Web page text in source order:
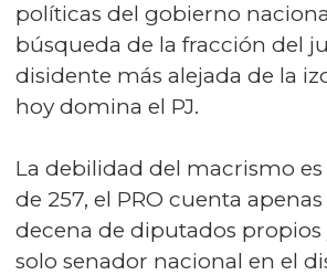
políticas del gobierno
búsqueda de la fracción del
disidente más alejada de la
hoy domina el PJ.
La debilidad del macrismo
de 257, el PRO cuenta
decena de diputados propios
solo senador nacional en el